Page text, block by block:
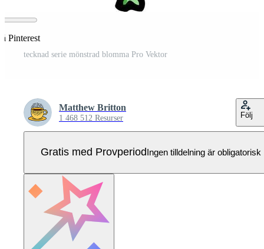
Pinterest
tecknad serie mönstrad blomma Pro Vektor
Matthew Britton
1 468 512 Resurser Följ
Gratis med ProvperiodIngen tilldelning är obligatorisk